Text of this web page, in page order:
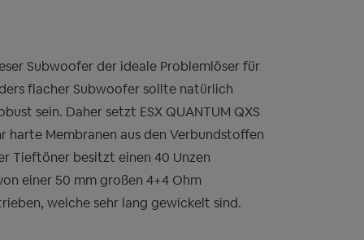
Subwoofer der ideale Problemlöser für
flacher Subwoofer sollte natürlich
sein. Daher setzt ESX QUANTUM QXS
harte Membranen aus den Verbundstoffen
Tieftöner besitzt einen 40 Unzen
einer 50 mm großen 4+4 Ohm
welche sehr lang gewickelt sind.